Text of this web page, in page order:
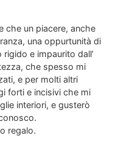
che un piacere, anche
una oppurtunità di
e impaurito dall’
che spesso mi
e per molti altri
forti e incisivi che mi
interiori, e gusterò
regalo.